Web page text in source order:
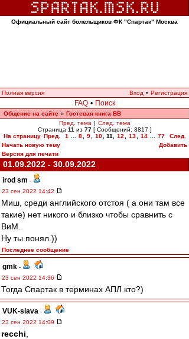
Официальный сайт болельщиков ФК "Спартак" Москва
Полная версия Вход • Регистрация
FAQ • Поиск
Общение на сайте » Гостевая книга ВВ
Пред. тема | След. тема
Страница 11 из 77[ Сообщений: 3817 ]
На страницу Пред. 1 8 9 10 11 12 13 14 77
След.
Начать новую тему
Добавить
Версия для печати
01.09.2022 - 30.09.2022
irod sm -
23 сен 2022 14:42
Миш, среди английского отстоя ( а они там все
такие) нет никого и близко чтобы сравнить с
ВиМ.
Ну ты понял.))
Последнее сообщение
gmk -
23 сен 2022 14:36
Тогда Спартак в терминах АПЛ кто?)
VUK-slava -
23 сен 2022 14:09
recchi